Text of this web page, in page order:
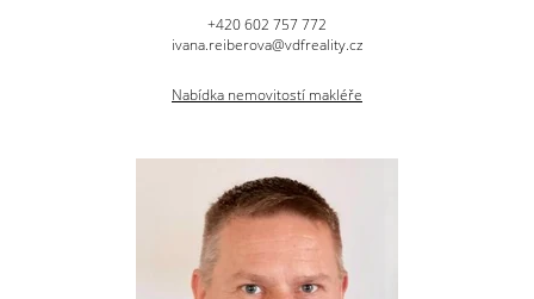
+420 602 757 772
ivana.reiberova@vdfreality.cz
Nabídka nemovitostí makléře